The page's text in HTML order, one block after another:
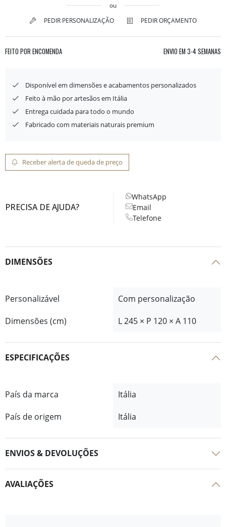
ou
PEDIR PERSONALIZAÇÃO
PEDIR ORÇAMENTO
FEITO POR ENCOMENDA ENVIO EM 3-4 SEMANAS
Disponível em dimensões e acabamentos personalizados
Feito à mão por artesãos em Itália
Entrega cuidada para todo o mundo
Fabricado com materiais naturais premium
Receber alerta de queda de preço
PRECISA DE AJUDA?
WhatsApp
Email
Telefone
DIMENSÕES
Personalizável
Com personalização
Dimensões (cm)
L 245 × P 120 × A 110
ESPECIFICAÇÕES
País da marca
Itália
País de origem
Itália
ENVIOS & DEVOLUÇÕES
AVALIAÇÕES